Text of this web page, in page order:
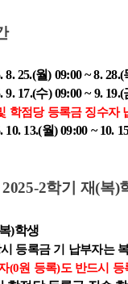
25.(월) 09:00 ~ 8. 28.(
9. 17.(수) 09:00 ~ 9. 19.(
학점당등록금 징수자
13.(월) 09:00 ~ 10.
2학기 재(복)
)학생
록금 기 납부자는 복
원 등록)도 반드시 등